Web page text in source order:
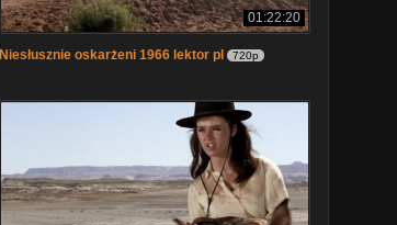
01:22:20
Niesłusznie oskarżeni 1966 lektor pl 720p